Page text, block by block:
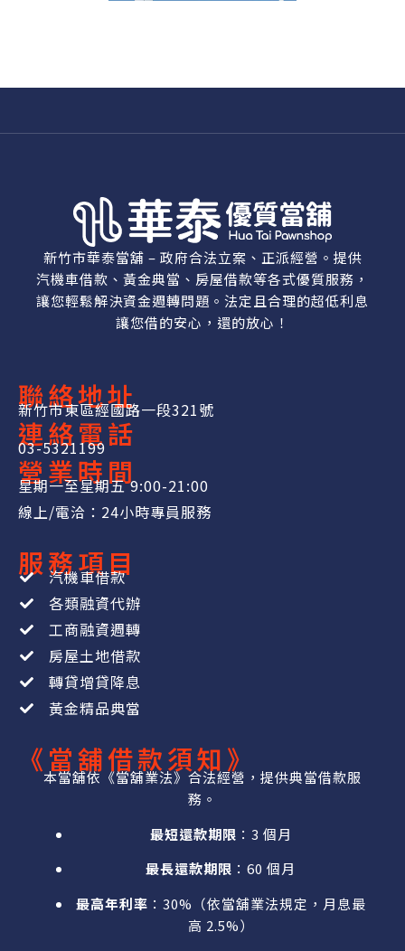
新竹市華泰當舖 – 政府合法立案、正派經營。提供
汽機車借款、黃金典當、房屋借款等各式優質服務，
讓您輕鬆解決資金週轉問題。法定且合理的超低利息
讓您借的安心，還的放心！
聯絡地址
新竹市東區經國路一段321號
連絡電話
03-5321199
營業時間
星期一至星期五 9:00-21:00
線上/電洽：24小時專員服務
服務項目
汽機車借款
各類融資代辦
工商融資週轉
房屋土地借款
轉貸增貸降息
黃金精品典當
《當舖借款須知》
本當舖依《當舖業法》合法經營，提供典當借款服
務。
最短還款期限 ：3 個月
最長還款期限 ：60 個月
最高年利率 ：30%（依當舖業法規定，月息最
高 2.5%）